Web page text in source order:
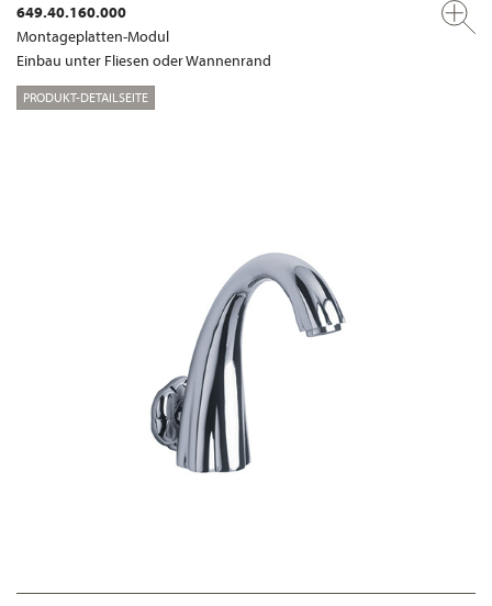
649.40.160.000
Montageplatten-Modul
Einbau unter Fliesen oder Wannenrand
PRODUKT-DETAILSEITE